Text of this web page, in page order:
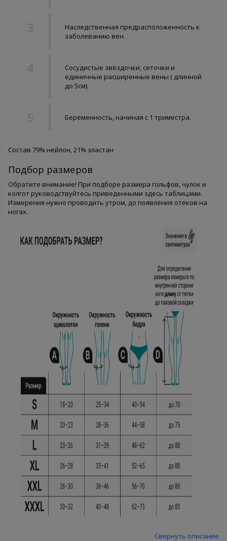
Наследственная предрасположенность к
заболеванию вен.
Сосудистые звёздочки, сеточки и
единичные расширенные вены ( длинной
до 5см).
Беременность, начиная с 1 триместра.
Состав 79% нейлон, 21% эластан
Подбор размеров
Обратите внимание! При подборе размера гольфов, чулок и
колгот руководствуйтесь приведенными здесь таблицами.
Измерения нужно проводить утром, до появления отеков на
ногах.
Свернуть описание